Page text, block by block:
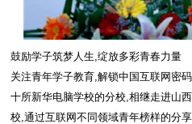
鼓励学子筑梦人生,绽放多彩青春力量
关注青年学子教育,解锁中国互联网密
十所新华电脑学校的分校,相继走进山
校,通过互联网不同领域青年榜样的分